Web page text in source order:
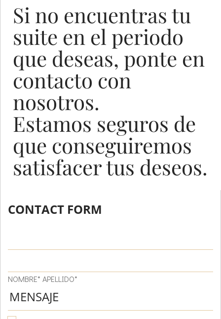
Si no encuentras tu
suite en el periodo
que deseas, ponte en
contacto con
nosotros.
Estamos seguros de
que conseguiremos
satisfacer tus deseos.
CONTACT FORM
NOMBRE* APELLIDO*